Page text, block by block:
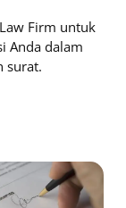
Firm untuk
Anda dalam
surat.
Page PagePage